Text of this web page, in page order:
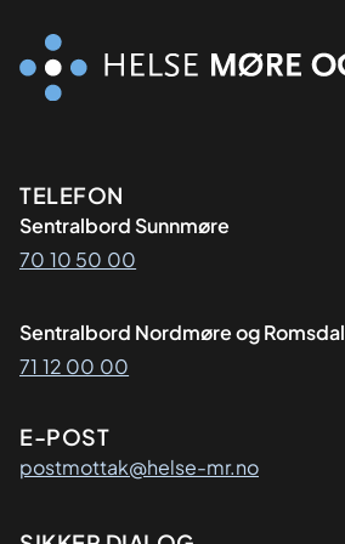
Kontaktinformasjon
TELEFON
Sentralbord Sunnmøre
70 10 50 00
Sentralbord Nordmøre og Romsdal
71 12 00 00
E-POST
postmottak@helse-mr.no